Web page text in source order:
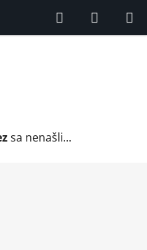
Hľadať
KOŠÍK
sa nenašli...